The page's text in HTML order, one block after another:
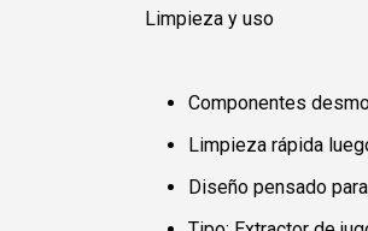
Limpieza y uso
Componentes
Limpieza rápida
Diseño pensado